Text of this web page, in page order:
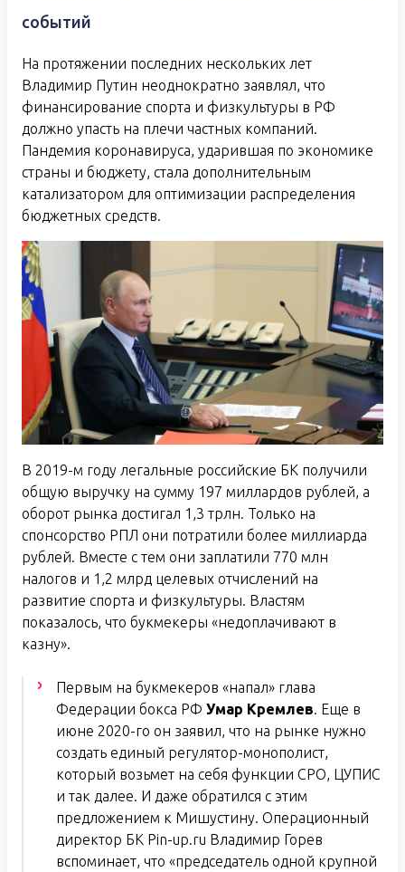
событий
На протяжении последних нескольких лет
Владимир Путин неоднократно заявлял, что
финансирование спорта и физкультуры в РФ
должно упасть на плечи частных компаний.
Пандемия коронавируса, ударившая по экономике
страны и бюджету, стала дополнительным
катализатором для оптимизации распределения
бюджетных средств.
В 2019-м году легальные российские БК получили
общую выручку на сумму 197 миллардов рублей, а
оборот рынка достигал 1,3 трлн. Только на
спонсорство РПЛ они потратили более миллиарда
рублей. Вместе с тем они заплатили 770 млн
налогов и 1,2 млрд целевых отчислений на
развитие спорта и физкультуры. Властям
показалось, что букмекеры «недоплачивают в
казну».
Первым на букмекеров «напал» глава
Федерации бокса РФ Умар Кремлев. Еще в
июне 2020-го он заявил, что на рынке нужно
создать единый регулятор-монополист,
который возьмет на себя функции СРО, ЦУПИС
и так далее. И даже обратился с этим
предложением к Мишустину. Операционный
директор БК Pin-up.ru Владимир Горев
вспоминает, что «председатель одной крупной